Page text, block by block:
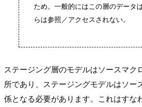
ため。一般的にはこの層のデータ
らは参照／アクセスされない。
ステージング層のモデルはソースマク
所であり、ステージングモデルはソー
係となる必要があります。これはすな